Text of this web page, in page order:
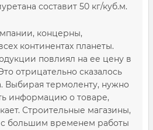
составит 50 кг/куб.м.
концерны,
континентах планеты.
повлиял на ее цену в
отрицательно сказалось
Выбирая термоленту, нужно
информацию о товаре,
Строительные магазины,
с большим временем работы